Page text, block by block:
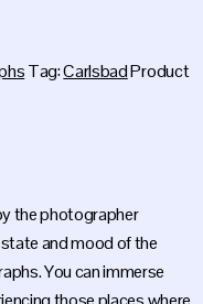
Tag:CarlsbadProduct
the photographer
and mood of the
You can immerse